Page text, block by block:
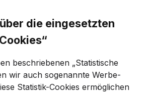
die eingesetzten
beschriebenen „Statistische
wir auch sogenannte Werbe-
Statistik-Cookies ermöglichen